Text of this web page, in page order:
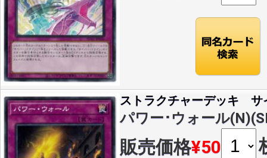
ストラクチャーデッキ サ
パワー･ウォール
販売価格¥50